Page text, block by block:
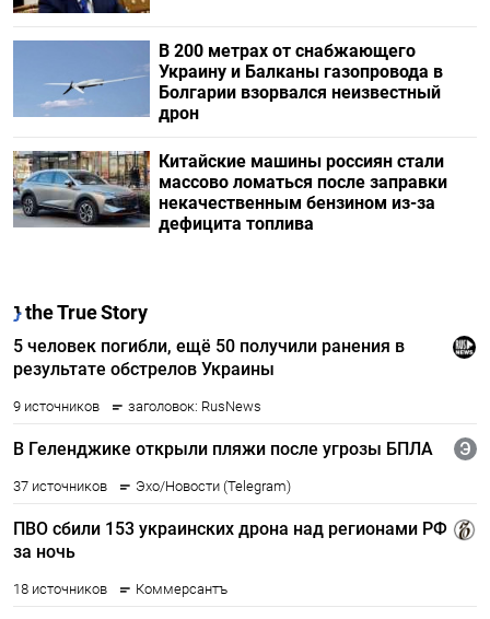
В 200 метрах от снабжающего
Украину и Балканы газопровода в
Болгарии взорвался неизвестный
дрон
Китайские машины россиян стали
массово ломаться после заправки
некачественным бензином из-за
дефицита топлива